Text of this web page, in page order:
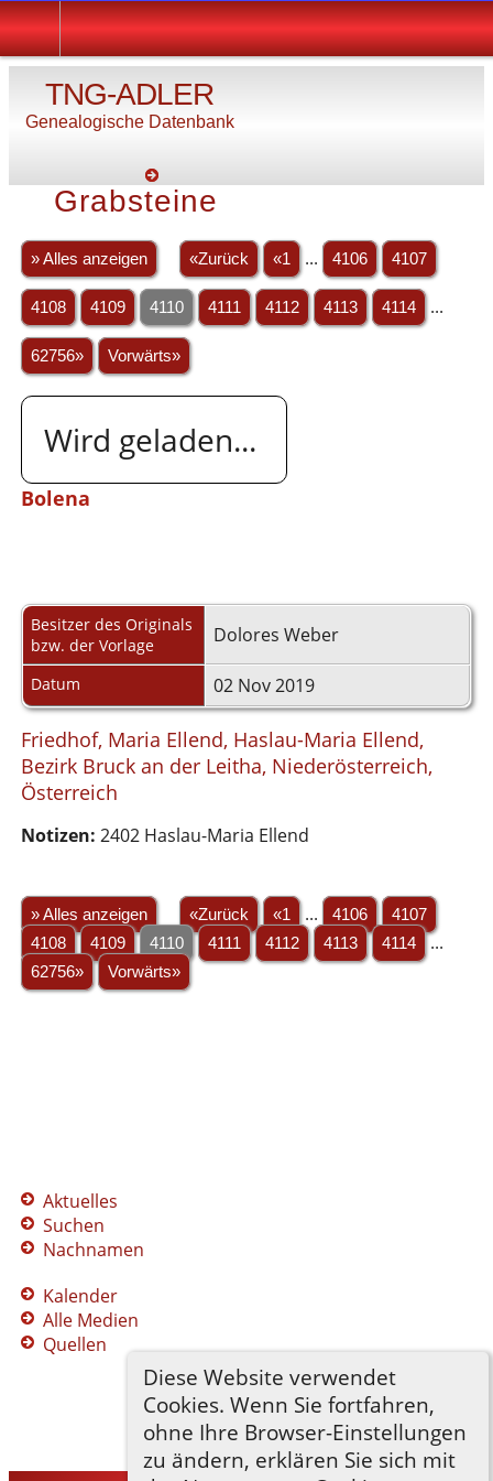
TNG-ADLER
Genealogische Datenbank
Diese Website verwendet
Cookies. Wenn Sie fortfahren,
ohne Ihre Browser-Einstellungen
zu ändern, erklären Sie sich mit
Grabsteine
» Alles anzeigen «Zurück «1 ... 4106 4107
4108 4109 4110 4111 4112 4113 4114 ...
62756» Vorwärts»
Wird geladen...
Bolena
Besitzer des Originals
bzw. der Vorlage
Dolores Weber
Datum 02 Nov 2019
Friedhof, Maria Ellend, Haslau-Maria Ellend,
Bezirk Bruck an der Leitha, Niederösterreich,
Österreich
Notizen: 2402 Haslau-Maria Ellend
» Alles anzeigen «Zurück «1 ... 4106
4107
4108
4109 4110 4111 4112 4113 4114
...
62756»
Vorwärts»
Aktuelles
Suchen
Nachnamen
Kalender
Alle Medien
Quellen